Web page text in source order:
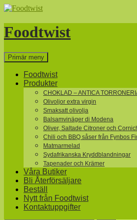
Hoppa
innehåll
Foodtwist
Sök
Primär meny
Foodtwist
Produkter
CHOKLAD – ANTICA
Olivoljor extra virgin
Smaksatt olivolja
Balsamvinäger di Modena
Oliver, Saltade Citroner och
Chili och BBQ såser från Fynbos
Matmarmelad
Sydafrikanska Kryddblandningar
Tapenader och Krämer
Våra Butiker
Bli Återförsäljare
Beställ
Nytt från Foodtwist
Kontaktuppgifter